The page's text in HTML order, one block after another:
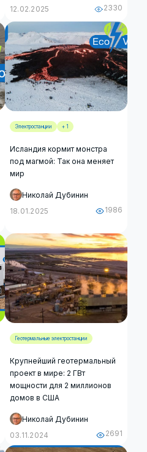
12.02.2025
2330
Электростанции + 1
Исландия кормит монстра
под магмой: Так она меняет
мир
Николай Дубинин
18.01.2025
1986
Геотермальные электростанции
Крупнейший геотермальный
проект в мире: 2 ГВт
мощности для 2 миллионов
домов в США
Николай Дубинин
03.11.2024
2691